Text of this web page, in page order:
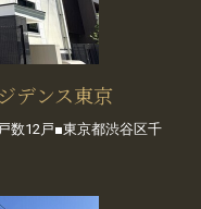
デンス東京
数12戸■東京都渋谷区千